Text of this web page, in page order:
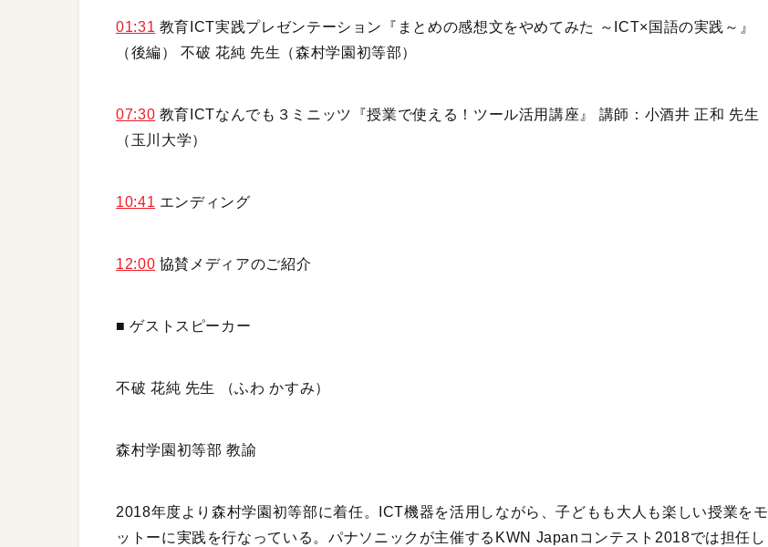
01:31 教育ICT実践プレゼンテーション『まとめの感想文をやめてみた ～ICT×国語の実践～』
（後編） 不破 花純 先生（森村学園初等部）
07:30 教育ICTなんでも３ミニッツ『授業で使える！ツール活用講座』 講師：小酒井 正和 先生
（玉川大学）
10:41 エンディング
12:00 協賛メディアのご紹介
■ ゲストスピーカー
不破 花純 先生 （ふわ かすみ）
森村学園初等部 教諭
2018年度より森村学園初等部に着任。ICT機器を活用しながら、子どもも大人も楽しい授業をモ
ットーに実践を行なっている。パナソニックが主催するKWN Japanコンテスト2018では担任し